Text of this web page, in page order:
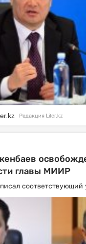
Редакция Liter.kz
главы МИИР
соответствующий